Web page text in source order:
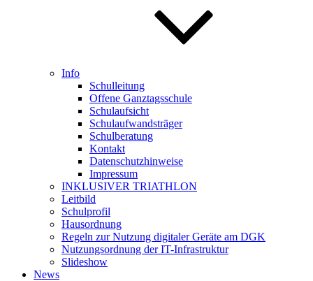
Info
Schulleitung
Offene Ganztagsschule
Schulaufsicht
Schulaufwandsträger
Schulberatung
Kontakt
Datenschutzhinweise
Impressum
INKLUSIVER TRIATHLON
Leitbild
Schulprofil
Hausordnung
Regeln zur Nutzung digitaler Geräte am DGK
Nutzungsordnung der IT-Infrastruktur
Slideshow
News